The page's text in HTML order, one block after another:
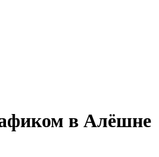
в Алёшне